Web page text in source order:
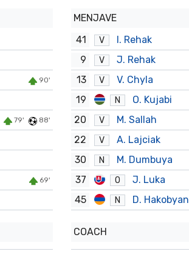
90'
79' 88'
69'
MENJAVE
41
V
I. Rehak
9
V J. Rehak
13 V V. Chyla
19 N O. Kujabi
20 V
M. Sallah
22
V
A. Lajciak
30
N
M. Dumbuya
37
O J. Luka
45 N D. Hakobyan
COACH